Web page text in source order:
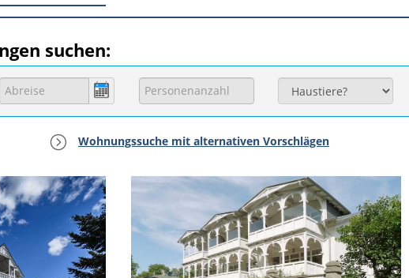
suchen:
= Wohnungssuche mit alternativen Vorschlägen